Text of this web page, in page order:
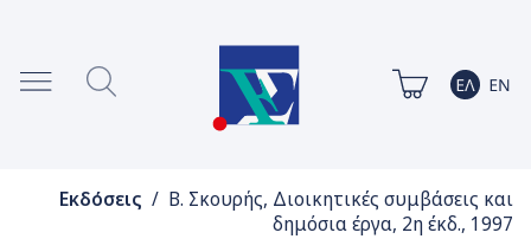
Εκδόσεις / Β. Σκουρής, Διοικητικές συμβάσεις και
δημόσια έργα, 2η έκδ., 1997